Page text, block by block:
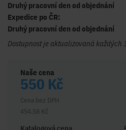
Druhý pracovní den od objednání
Expedice po ČR:
Druhý pracovní den od objednání
Dostupnost je aktualizovaná každých
Naše cena
550 Kč
Cena bez DPH
454.58 Kč